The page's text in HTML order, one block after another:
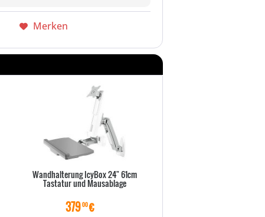
Merken
Wandhalterung IcyBox 24" 61cm
Tastatur und Mausablage
37900€